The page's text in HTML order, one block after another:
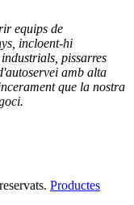
equips de
incloent-hi
pissarres
amb alta
que la nostra
Productes